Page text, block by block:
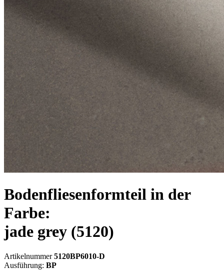
Bodenfliesenformteil in der
Farbe:
jade grey (5120)
Artikelnummer5120BP6010-D
Ausführung: BP